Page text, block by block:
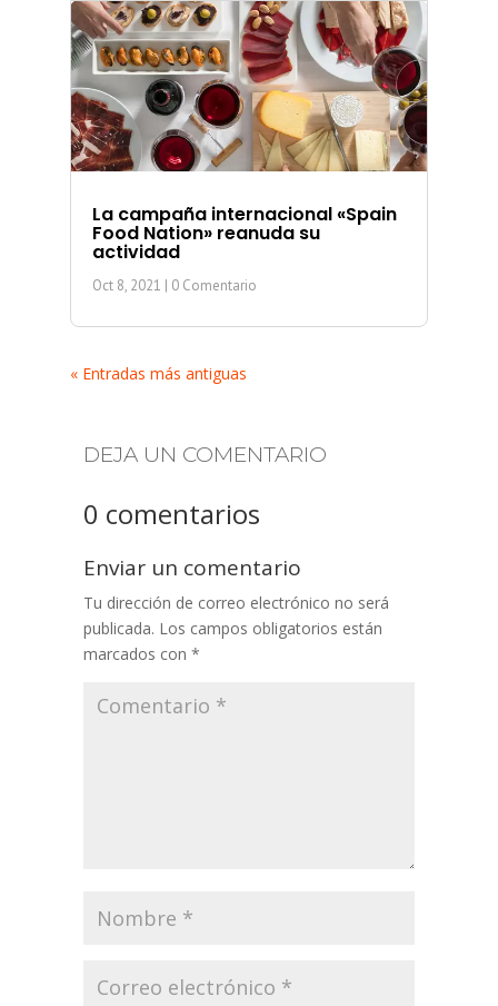
La campaña internacional «Spain
Food Nation» reanuda su
actividad
Oct 8, 2021 | 0 Comentario
« Entradas más antiguas
DEJA UN COMENTARIO
0 comentarios
Enviar un comentario
Tu dirección de correo electrónico no será
publicada. Los campos obligatorios están
marcados con *